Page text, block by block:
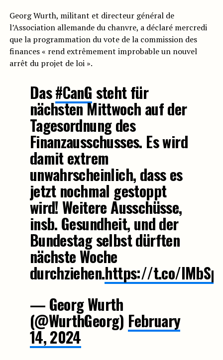
Georg Wurth, militant et directeur général de
l’Association allemande du chanvre, a déclaré mercredi
que la programmation du vote de la commission des
finances « rend extrêmement improbable un nouvel
arrêt du projet de loi ».
Das#CanG steht für
nächsten Mittwoch auf der
Tagesordnung des
Finanzausschusses. Es wird
damit extrem
unwahrscheinlich, dass es
jetzt nochmal gestoppt
wird! Weitere Ausschüsse,
insb. Gesundheit, und der
Bundestag selbst dürften
nächste Woche
durchziehen.https://t.co/
— Georg Wurth
(@WurthGeorg) February
14, 2024